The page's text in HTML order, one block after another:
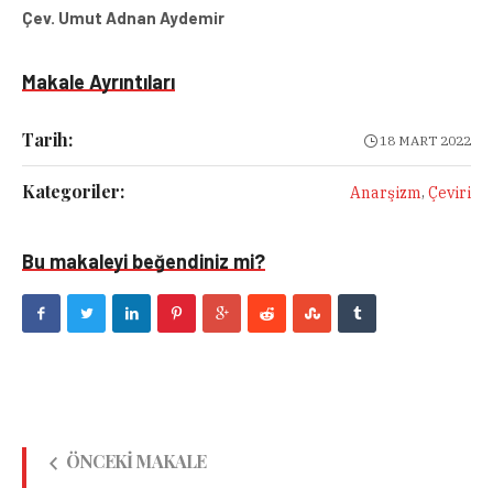
Çev. Umut Adnan Aydemir
Makale Ayrıntıları
Tarih: 18 MART 2022
Kategoriler: Anarşizm, Çeviri
Bu makaleyi beğendiniz mi?
ÖNCEKI MAKALE